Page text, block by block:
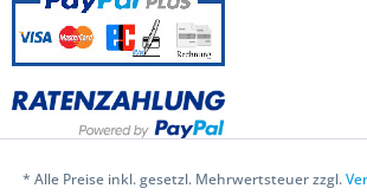
* Alle Preise inkl. gesetzl. Mehrwertsteuer zzgl.